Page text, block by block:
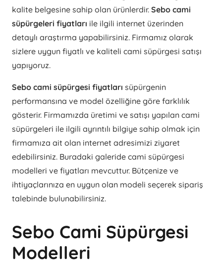
kalite belgesine sahip olan ürünlerdir. Sebo cami
süpürgeleri fiyatları ile ilgili internet üzerinden
detaylı araştırma yapabilirsiniz. Firmamız olarak
sizlere uygun fiyatlı ve kaliteli cami süpürgesi satışı
yapıyoruz.
Sebo cami süpürgesi fiyatları süpürgenin
performansına ve model özelliğine göre farklılık
gösterir. Firmamızda üretimi ve satışı yapılan cami
süpürgeleri ile ilgili ayrıntılı bilgiye sahip olmak için
firmamıza ait olan internet adresimizi ziyaret
edebilirsiniz. Buradaki galeride cami süpürgesi
modelleri ve fiyatları mevcuttur. Bütçenize ve
ihtiyaçlarınıza en uygun olan modeli seçerek sipariş
talebinde bulunabilirsiniz.
Sebo Cami Süpürgesi
Modelleri